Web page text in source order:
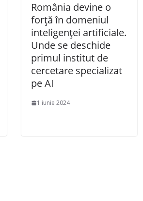
România devine o
forță în domeniul
inteligenței artificiale.
Unde se deschide
primul institut de
cercetare specializat
pe AI
1 iunie 2024